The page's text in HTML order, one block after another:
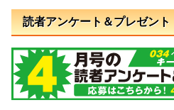
読者アンケート＆プレゼント